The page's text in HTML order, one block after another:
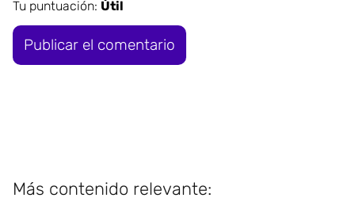
Tu puntuación: Útil
Más contenido relevante: